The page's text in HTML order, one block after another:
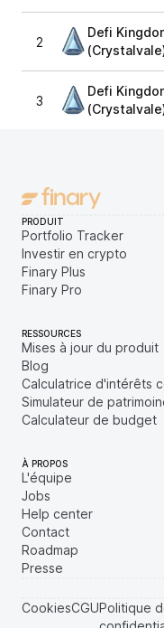
2
Defi
3
Defi
PRODUIT
Portfolio Tracker
Investir en crypto
Finary Plus
Finary Pro
RESSOURCES
Mises à jour du produit
Blog
Calculatrice d'intérêts
Simulateur de
Calculateur de budget
À PROPOS
L'équipe
Jobs
Help center
Contact
Roadmap
Presse
CookiesCGUPolitique